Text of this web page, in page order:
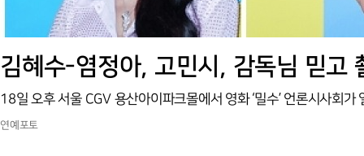
김혜수-염정아, 고민시, 감독님 믿고
18일 오후 서울 CGV 용산아이파크몰에서 영화 ‘밀수’ 언론시사회
연예포토